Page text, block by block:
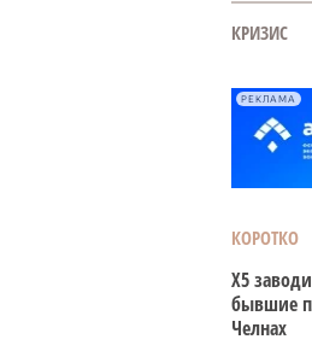
КРИЗИС
РЕКЛАМА
КОРОТКО
Х5
бывшие
Челнах